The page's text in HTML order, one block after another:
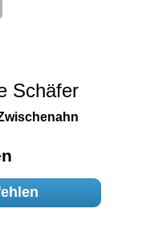
Schäfer